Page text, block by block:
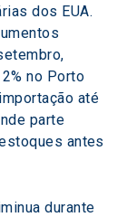
dos EUA.
no Porto
até
parte
antes
durante